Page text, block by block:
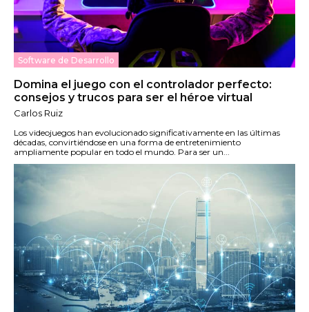
Software de Desarrollo
Domina el juego con el controlador perfecto:
consejos y trucos para ser el héroe virtual
Carlos Ruiz
Los videojuegos han evolucionado significativamente en las últimas
décadas, convirtiéndose en una forma de entretenimiento
ampliamente popular en todo el mundo. Para ser un...